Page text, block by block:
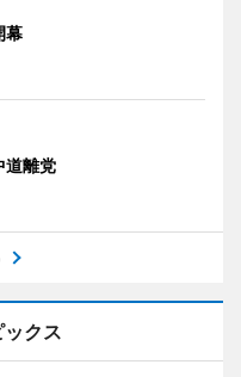
幕
道離党
クス